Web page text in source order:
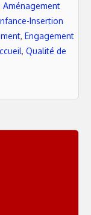
Aménagement
Insertion
, Engagement
, Qualité de